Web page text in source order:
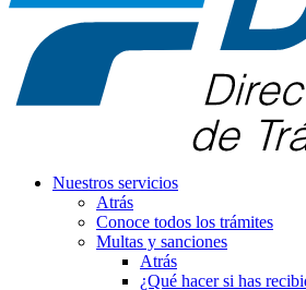
Nuestros servicios
Atrás
Conoce todos los trámites
Multas y sanciones
Atrás
¿Qué hacer si has